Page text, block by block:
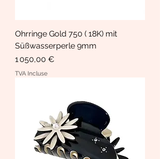
Ohrringe Gold 750 ( 18K) mit
Süßwasserperle 9mm
Prix
1 050,00 €
TVA Incluse